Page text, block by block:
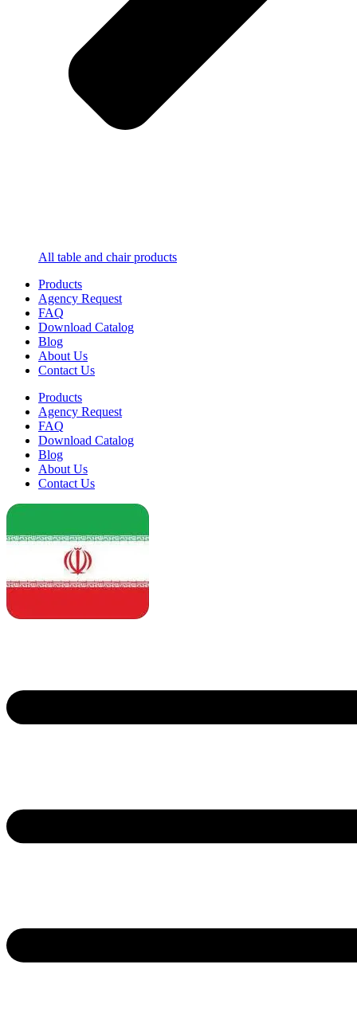
All table and chair products
Products
Agency Request
FAQ
Download Catalog
Blog
About Us
Contact Us
Products
Agency Request
FAQ
Download Catalog
Blog
About Us
Contact Us